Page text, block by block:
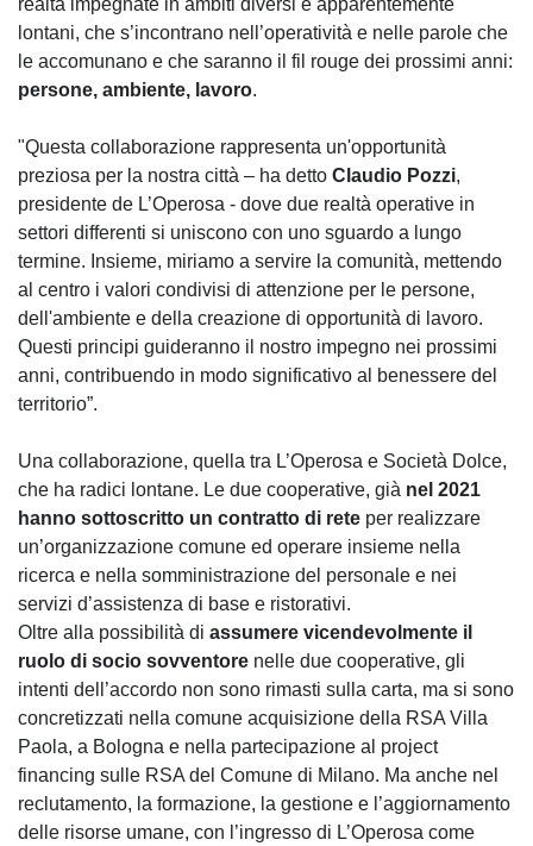
realtà impegnate in ambiti diversi e apparentemente
lontani, che s’incontrano nell’operatività e nelle parole che
le accomunano e che saranno il fil rouge dei prossimi anni:
persone, ambiente, lavoro.
"Questa collaborazione rappresenta un'opportunità
preziosa per la nostra città – ha detto Claudio Pozzi,
presidente de L’Operosa - dove due realtà operative in
settori differenti si uniscono con uno sguardo a lungo
termine. Insieme, miriamo a servire la comunità, mettendo
al centro i valori condivisi di attenzione per le persone,
dell'ambiente e della creazione di opportunità di lavoro.
Questi principi guideranno il nostro impegno nei prossimi
anni, contribuendo in modo significativo al benessere del
territorio”.
Una collaborazione, quella tra L’Operosa e Società Dolce,
che ha radici lontane. Le due cooperative, già nel 2021
hanno sottoscritto un contratto di rete per realizzare
un’organizzazione comune ed operare insieme nella
ricerca e nella somministrazione del personale e nei
servizi d’assistenza di base e ristorativi.
Oltre alla possibilità di assumere vicendevolmente il
ruolo di socio sovventore nelle due cooperative, gli
intenti dell’accordo non sono rimasti sulla carta, ma si sono
concretizzati nella comune acquisizione della RSA Villa
Paola, a Bologna e nella partecipazione al project
financing sulle RSA del Comune di Milano. Ma anche nel
reclutamento, la formazione, la gestione e l’aggiornamento
delle risorse umane, con l’ingresso di L’Operosa come